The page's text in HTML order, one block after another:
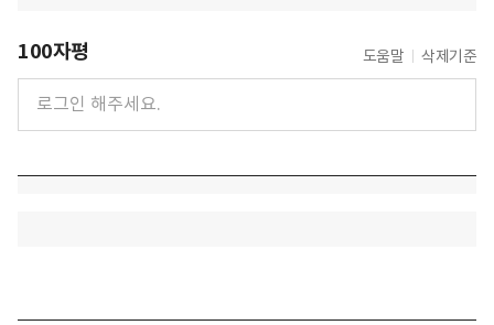
100자평 도움말 삭제기준